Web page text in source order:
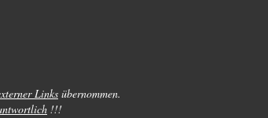
Links übernommen.
!!!